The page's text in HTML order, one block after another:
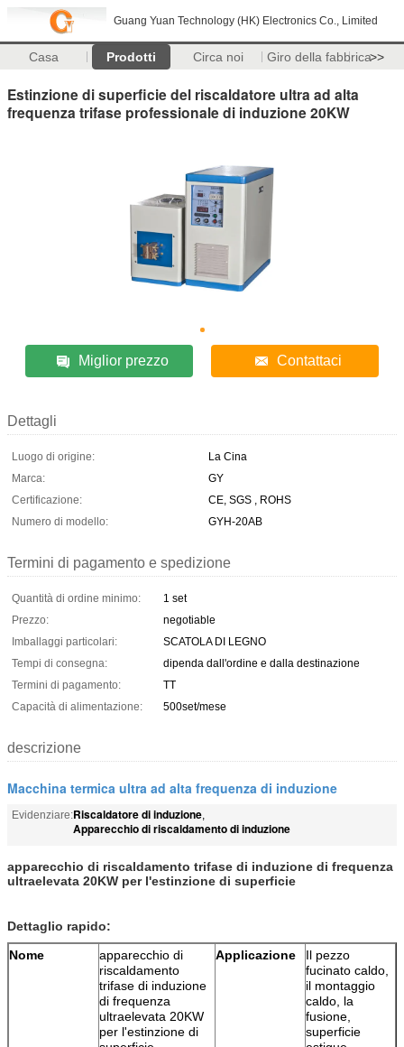
Guang Yuan Technology (HK) Electronics Co., Limited
Casa Prodotti Circa noi Giro della fabbrica>>
Estinzione di superficie del riscaldatore ultra ad alta
frequenza trifase professionale di induzione 20KW
Miglior prezzo Contattaci
Dettagli
Luogo di origine:
La Cina
Marca:
GY
Certificazione:
CE, SGS , ROHS
Numero di modello:
GYH-20AB
Termini di pagamento e spedizione
Quantità di ordine minimo:
1 set
Prezzo:
negotiable
Imballaggi particolari:
SCATOLA DI LEGNO
Tempi di consegna:
dipenda dall'ordine e dalla destinazione
Termini di pagamento:
TT
Capacità di alimentazione:
500set/mese
descrizione
Macchina termica ultra ad alta frequenza di induzione
Evidenziare:Riscaldatore di induzione,
Apparecchio di riscaldamento di induzione
apparecchio di riscaldamento trifase di induzione di frequenza
ultraelevata 20KW per l'estinzione di superficie
Dettaglio rapido:
Nome
apparecchio di
riscaldamento
trifase di induzione
di frequenza
ultraelevata 20KW
per l'estinzione di
Applicazione
Il pezzo
fucinato caldo,
il montaggio
caldo, la
fusione,
superficie